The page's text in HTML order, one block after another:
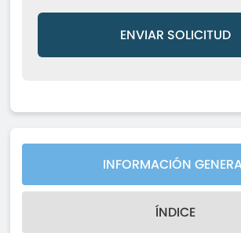
ENVIAR SOLICITUD
INFORMACIÓN
ÍNDICE